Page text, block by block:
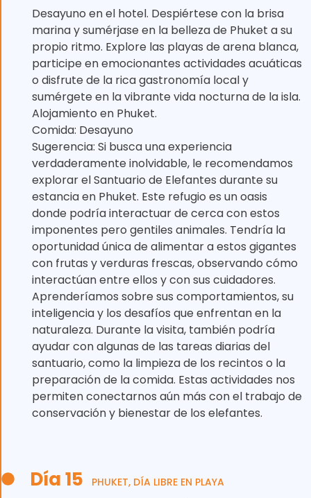
Desayuno en el hotel. Despiértese con la brisa
marina y sumérjase en la belleza de Phuket a su
propio ritmo. Explore las playas de arena blanca,
participe en emocionantes actividades acuáticas
o disfrute de la rica gastronomía local y
sumérgete en la vibrante vida nocturna de la isla.
Alojamiento en Phuket.
Comida: Desayuno
Sugerencia: Si busca una experiencia
verdaderamente inolvidable, le recomendamos
explorar el Santuario de Elefantes durante su
estancia en Phuket. Este refugio es un oasis
donde podría interactuar de cerca con estos
imponentes pero gentiles animales. Tendría la
oportunidad única de alimentar a estos gigantes
con frutas y verduras frescas, observando cómo
interactúan entre ellos y con sus cuidadores.
Aprenderíamos sobre sus comportamientos, su
inteligencia y los desafíos que enfrentan en la
naturaleza. Durante la visita, también podría
ayudar con algunas de las tareas diarias del
santuario, como la limpieza de los recintos o la
preparación de la comida. Estas actividades nos
permiten conectarnos aún más con el trabajo de
conservación y bienestar de los elefantes.
Día 15 PHUKET, DÍA LIBRE EN PLAYA